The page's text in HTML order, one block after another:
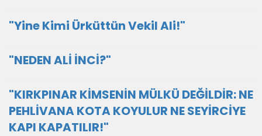
"Yine Kimi Ürküttün Vekil Ali!"
"NEDEN ALİ İNCİ?"
"KIRKPINAR KİMSENİN MÜLKÜ DEĞİLDİR: NE
PEHLİVANA KOTA KOYULUR NE SEYİRCİYE
KAPI KAPATILIR!"